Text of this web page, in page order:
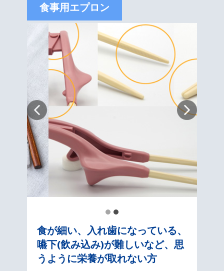
食事用エプロン
食が細い、入れ歯になっている、
嚥下(飲み込み)が難しいなど、思
うように栄養が取れない方